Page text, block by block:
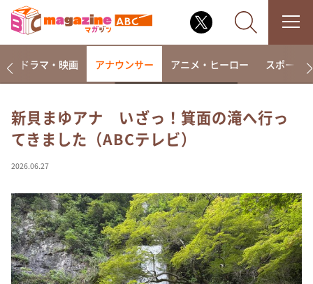
なるみ・岡村の過ぎるTV
相席食堂
～人生密着トークバラエティ！～ やすとものいたっ
て真剣です
探偵！ナイトスクープ
news おかえり
ドラマ・映画 アナウンサー アニメ・ヒーロー スポーツ
新貝まゆアナ いざっ！箕面の滝へ行っ
てきました（ABCテレビ）
2026.06.27